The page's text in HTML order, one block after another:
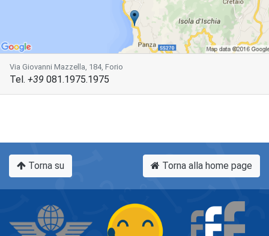
Via Giovanni Mazzella, 184, Forio
Tel. +39 081.1975.1975
Torna su Torna alla home page